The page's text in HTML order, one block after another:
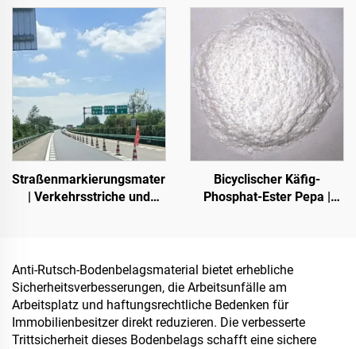
Farbstahl-
Dachplattenfabrikgebäude,
Getreidespeicherbehälter,
Öltanks
Kieselsteine, Kristallsteine,
Steinteppich für
gewerbliche und private
Anwendungen
Straßenmarkierungsmaterialien
| Verkehrsstriche und
Bicyclischer Käfig-
Phosphat-Ester Pepa |
Anti-Rutsch-Bodenbelagsmaterial bietet erhebliche
Sicherheitsverbesserungen, die Arbeitsunfälle am
Arbeitsplatz und haftungsrechtliche Bedenken für
Immobilienbesitzer direkt reduzieren. Die verbesserte
Trittsicherheit dieses Bodenbelags schafft eine sichere